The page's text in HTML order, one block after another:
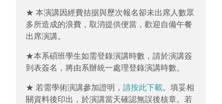
★ 本演講因經費拮据與歷次報名卻未出席人數眾
多所造成的浪費，取消提供便當，歡迎自備午餐
出席演講。
★本系碩班學生如需登錄演講時數，請於演講簽
到表簽名，將由系辦統一處理登錄演講時數。
★ 若需學術演講參加證明， 請按此下載。填妥相
關資料後印出，於演講當天確認無誤後核章。若